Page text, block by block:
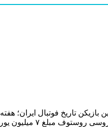
تاریخ فوتبال ایران؛ هفته ای ۳۰۰ میلیون
اش در نظر گرفته است. این درحالی است که باشگاه های بزرگی چون لیورپول و دورتمند خواهان به خدمت گرفتن وی هستند. در شرایطی که خبرگزاری‌ها و نشریات معتبر اروپا از علاقه باشگاه لیورپول به خرید…